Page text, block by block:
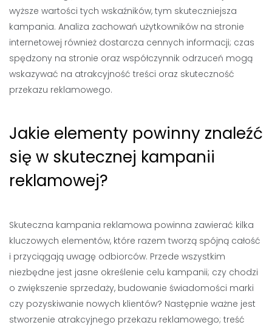
wyższe wartości tych wskaźników, tym skuteczniejsza
kampania. Analiza zachowań użytkowników na stronie
internetowej również dostarcza cennych informacji; czas
spędzony na stronie oraz współczynnik odrzuceń mogą
wskazywać na atrakcyjność treści oraz skuteczność
przekazu reklamowego.
Jakie elementy powinny znaleźć
się w skutecznej kampanii
reklamowej?
Skuteczna kampania reklamowa powinna zawierać kilka
kluczowych elementów, które razem tworzą spójną całość
i przyciągają uwagę odbiorców. Przede wszystkim
niezbędne jest jasne określenie celu kampanii; czy chodzi
o zwiększenie sprzedaży, budowanie świadomości marki
czy pozyskiwanie nowych klientów? Następnie ważne jest
stworzenie atrakcyjnego przekazu reklamowego; treść